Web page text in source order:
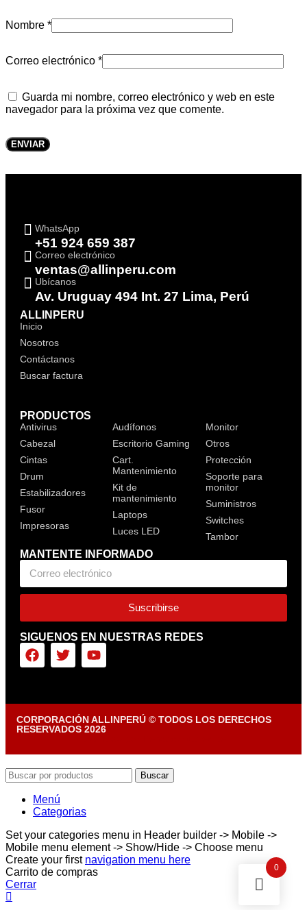
Nombre *
Correo electrónico *
Guarda mi nombre, correo electrónico y web en este
navegador para la próxima vez que comente.
WhatsApp
+51 924 659 387
Correo electrónico
ventas@allinperu.com
Ubícanos
Av. Uruguay 494 Int. 27 Lima, Perú
ALLINPERU
Inicio
Nosotros
Contáctanos
Buscar factura
PRODUCTOS
Antivirus
Cabezal
Cintas
Drum
Estabilizadores
Fusor
Impresoras
Audífonos
Escritorio Gaming
Cart.
Mantenimiento
Kit de
mantenimiento
Laptops
Luces LED
Monitor
Otros
Protección
Soporte para
monitor
Suministros
Switches
Tambor
MANTENTE INFORMADO
Suscribirse
SIGUENOS EN NUESTRAS REDES
CORPORACIÓN ALLINPERÚ © TODOS LOS DERECHOS
RESERVADOS 2026
Buscar
Menú
Categorias
Set your categories menu in Header builder -> Mobile ->
Mobile menu element -> Show/Hide -> Choose menu
Create your first navigation menu here
Carrito de compras
Cerrar
0